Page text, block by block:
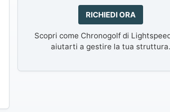
RICHIEDI ORA
Scopri come Chronogolf di
aiutarti a gestire la tua struttura.